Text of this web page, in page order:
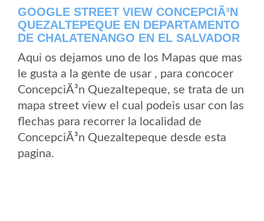
GOOGLE STREET VIEW CONCEPCIÃ³N
QUEZALTEPEQUE EN DEPARTAMENTO
DE CHALATENANGO EN EL SALVADOR
Aqui os dejamos uno de los Mapas que mas
le gusta a la gente de usar , para concocer
ConcepciÃ³n Quezaltepeque, se trata de un
mapa street view el cual podeis usar con las
flechas para recorrer la localidad de
ConcepciÃ³n Quezaltepeque desde esta
pagina.